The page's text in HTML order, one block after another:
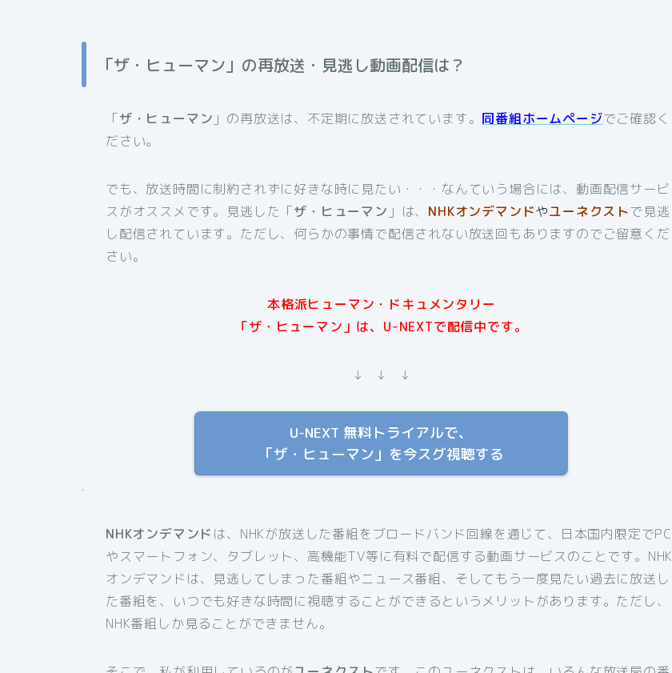
「ザ・ヒューマン」の再放送・見逃し動画配信は？
「ザ・ヒューマン 」の再放送は、不定期に放送されています。 同番組ホームページでご確認く
ださい。
でも、放送時間に制約されずに好きな時に見たい・・・なんていう場合には、動画配信サービ
スがオススメです。見逃した「ザ・ヒューマン 」は、 NHKオンデマンドやユーネクストで見逃
し配信されています。ただし、何らかの事情で配信されない放送回もありますのでご留意くだ
さい。
本格派ヒューマン・ドキュメンタリー
「ザ・ヒューマン」は、U-NEXTで配信中です。
↓ ↓ ↓
U-NEXT 無料トライアルで、
「ザ・ヒューマン」を今スグ視聴する
.
NHKオンデマンド は、NHKが放送した番組をブロードバンド回線を通じて、日本国内限定でPC
やスマートフォン、タブレット、高機能TV等に有料で配信する動画サービスのことです。NHK
オンデマンドは、見逃してしまった番組やニュース番組、そしてもう一度見たい過去に放送し
た番組を、いつでも好きな時間に視聴することができるというメリットがあります。ただし、
NHK番組しか見ることができません。